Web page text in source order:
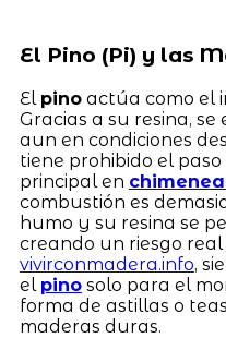
El Pino (Pi) y las
El pinoactúa como el
Gracias a su resina,
aun en condiciones
tiene prohibido el
principal en
combustión es
humo y su resina se
creando un riesgo real
vivirconmadera.info,
el pinosolo para el
forma de astillas o
maderas duras.